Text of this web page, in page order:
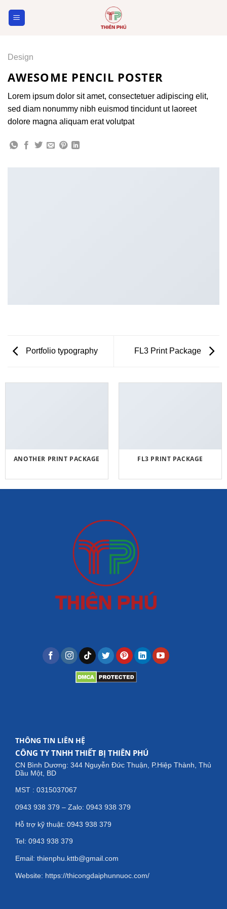
Design
AWESOME PENCIL POSTER
Lorem ipsum dolor sit amet, consectetuer adipiscing elit,
sed diam nonummy nibh euismod tincidunt ut laoreet
dolore magna aliquam erat volutpat
Portfolio typography FL3 Print Package
ANOTHER PRINT PACKAGE FL3 PRINT PACKAGE
THÔNG TIN LIÊN HỆ
CÔNG TY TNHH THIẾT BỊ THIÊN PHÚ
CN Bình Dương: 344 Nguyễn Đức Thuận, P.Hiệp Thành, Thủ
Dầu Một, BD
MST : 0315037067
0943 938 379 – Zalo: 0943 938 379
Hỗ trợ kỹ thuật: 0943 938 379
Tel: 0943 938 379
Email: thienphu.kttb@gmail.com
Website: https://thicongdaiphunnuoc.com/